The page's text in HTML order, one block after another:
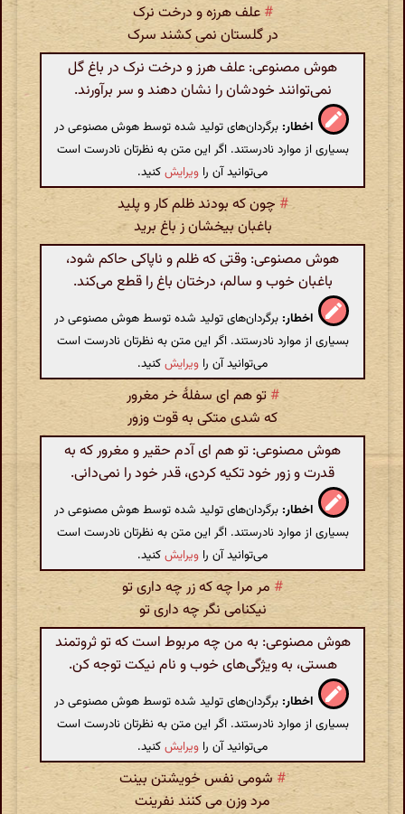
# علف هرزه و درخت نرک
در گلستان نمی کشند سرک
هوش مصنوعی: علف هرز و درخت نرک در باغ گل
نمی‌توانند خودشان را نشان دهند و سر برآورند.
اخطار: برگردان‌های تولید شده توسط هوش مصنوعی در
بسیاری از موارد نادرستند. اگر این متن به نظرتان نادرست است
می‌توانید آن را ویرایشکنید.
#چون که بودند ظلم کار و پلید
باغبان بیخشان ز باغ برید
هوش مصنوعی: وقتی که ظلم و ناپاکی حاکم شود،
باغبان خوب و سالم، درختان باغ را قطع می‌کند.
اخطار: برگردان‌های تولید شده توسط هوش مصنوعی در
بسیاری از موارد نادرستند. اگر این متن به نظرتان نادرست است
می‌توانید آن را ویرایشکنید.
# تو هم ای سفلهٔ خر مغرور
که شدی متکی به قوت وزور
هوش مصنوعی: تو هم ای آدم حقیر و مغرور که به
قدرت و زور خود تکیه کردی، قدر خود را نمی‌دانی.
اخطار: برگردان‌های تولید شده توسط هوش مصنوعی در
بسیاری از موارد نادرستند. اگر این متن به نظرتان نادرست است
می‌توانید آن را ویرایشکنید.
# مر مرا چه که زر چه داری تو
نیکنامی نگر چه داری تو
هوش مصنوعی: به من چه مربوط است که تو ثروتمند
هستی، به ویژگی‌های خوب و نام نیکت توجه کن.
اخطار: برگردان‌های تولید شده توسط هوش مصنوعی در
بسیاری از موارد نادرستند. اگر این متن به نظرتان نادرست است
می‌توانید آن را ویرایشکنید.
# شومی نفس خویشتن بینت
مرد وزن می کنند نفرینت